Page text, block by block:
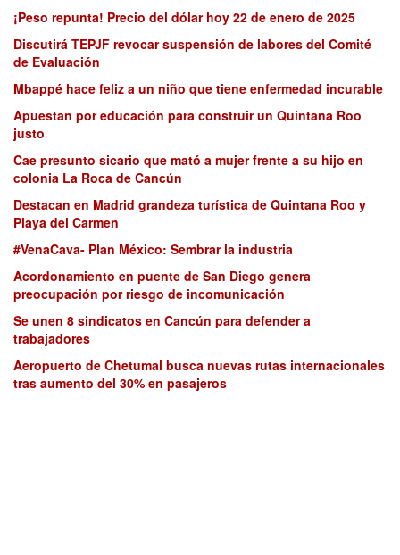
¡Peso repunta! Precio del dólar hoy 22 de enero de 2025
Discutirá TEPJF revocar suspensión de labores del Comité
de Evaluación
Mbappé hace feliz a un niño que tiene enfermedad incurable
Apuestan por educación para construir un Quintana Roo
justo
Cae presunto sicario que mató a mujer frente a su hijo en
colonia La Roca de Cancún
Destacan en Madrid grandeza turística de Quintana Roo y
Playa del Carmen
#VenaCava- Plan México: Sembrar la industria
Acordonamiento en puente de San Diego genera
preocupación por riesgo de incomunicación
Se unen 8 sindicatos en Cancún para defender a
trabajadores
Aeropuerto de Chetumal busca nuevas rutas internacionales
tras aumento del 30% en pasajeros